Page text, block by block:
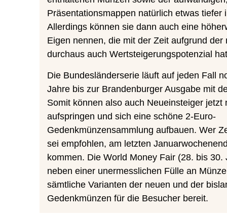
Präsentationsmappen natürlich etwas tiefer
Allerdings können sie dann auch eine
Eigen nennen, die mit der Zeit aufgrund der
durchaus auch Wertsteigerungspotenzial
Die Bundesländerserie läuft auf jeden Fall
Jahre bis zur Brandenburger Ausgabe mit
Somit können also auch Neueinsteiger jetzt
aufspringen und sich eine schöne 2-Euro-
Gedenkmünzensammlung aufbauen. Wer
sei empfohlen, am letzten
kommen. Die World Money Fair (28. bis 30.
neben einer unermesslichen Fülle an
sämtliche Varianten der neuen und der
Gedenkmünzen für die Besucher bereit.